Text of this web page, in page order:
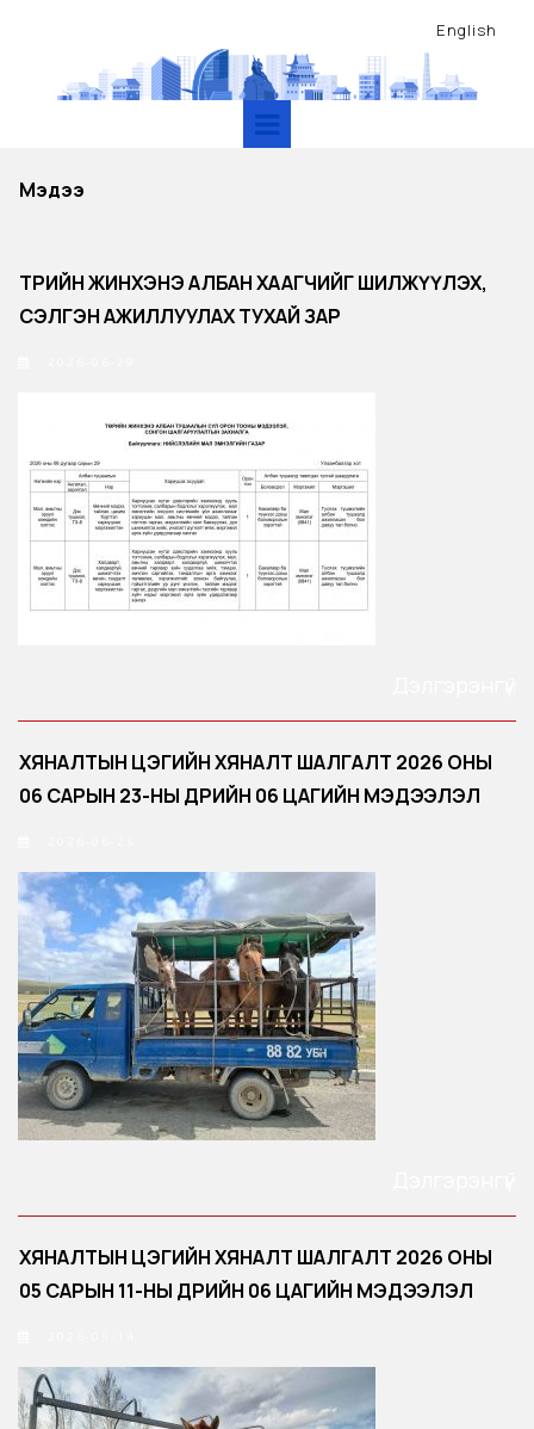
English
Мэдээ
ТӨРИЙН ЖИНХЭНЭ АЛБАН ХААГЧИЙГ ШИЛЖҮҮЛЭХ,
СЭЛГЭН АЖИЛЛУУЛАХ ТУХАЙ ЗАР
ХЯНАЛТЫН ЦЭГИЙН ХЯНАЛТ ШАЛГАЛТ 2026 ОНЫ
06 САРЫН 23-НЫ ӨДРИЙН 06 ЦАГИЙН МЭДЭЭЛЭЛ
ХЯНАЛТЫН ЦЭГИЙН ХЯНАЛТ ШАЛГАЛТ 2026 ОНЫ
05 САРЫН 11-НЫ ӨДРИЙН 06 ЦАГИЙН МЭДЭЭЛЭЛ